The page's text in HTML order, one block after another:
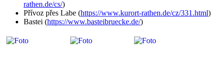
rathen.de/cs/)
Přívoz přes Labe (https://www.kurort-rathen.de/cz/331.html)
Bastei (https://www.basteibruecke.de/)